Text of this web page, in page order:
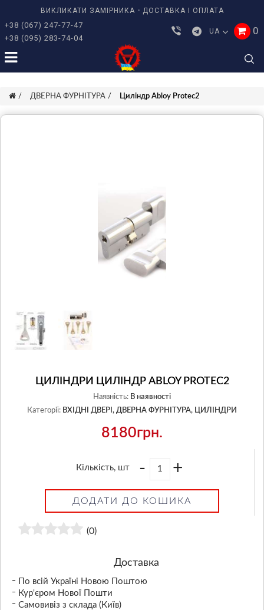
ВИКЛИКАТИ ЗАМІРНИКА ДОСТАВКА І ОПЛАТА
+38 (067) 247-77-47
+38 (095) 283-74-04
UA 0
ДВЕРНА ФУРНІТУРА Циліндр Abloy Protec2
ЦИЛІНДРИ ЦИЛІНДР ABLOY PROTEC2
Наявність: В наявності
Категорії: ВХІДНІ ДВЕРІ, ДВЕРНА ФУРНІТУРА, ЦИЛІНДРИ
8180грн.
Кількість, шт - +
ДОДАТИ ДО КОШИКА
(0)
Доставка
По всій Україні Новою Поштою
Кур'єром Нової Пошти
Самовивіз з склада (Київ)